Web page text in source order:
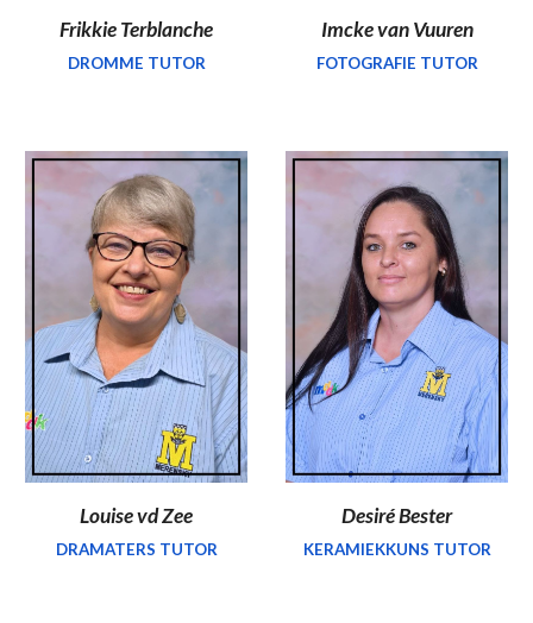
Frikkie Terblanche
DROMME TUTOR
Imcke van Vuuren
FOTOGRAFIE TUTOR
Louise vd Zee
DRAMATERS TUTOR
Desiré Bester
KERAMIEKKUNS TUTOR